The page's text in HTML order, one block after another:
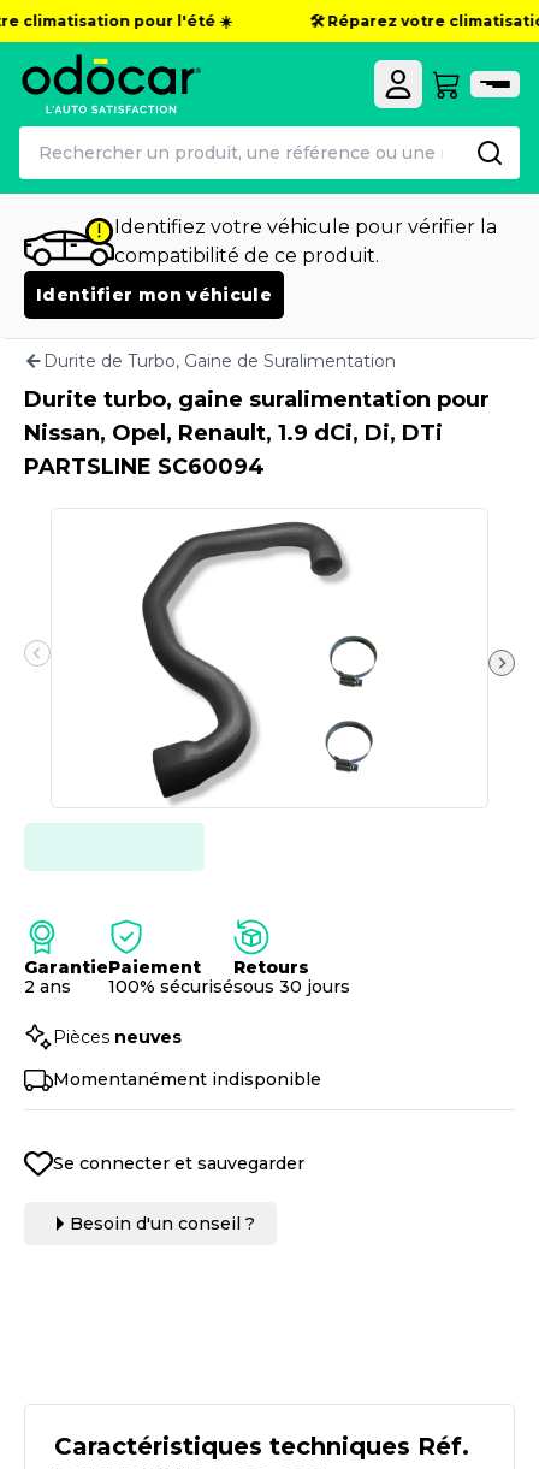
climatisation pour l'été ☀️ 🛠️ Réparez votre
Identifiez votre véhicule pour vérifier la
compatibilité de ce produit.
Identifier mon véhicule
Durite de Turbo, Gaine de Suralimentation
Caractéristiques techniques Réf.
Durite turbo, gaine suralimentation pour
Nissan, Opel, Renault, 1.9 dCi, Di, DTi
PARTSLINE SC60094
Garantie
2 ans
Paiement
100% sécurisé
Retours
sous 30 jours
Pièces neuves
Momentanément indisponible
Se connecter et sauvegarder
Besoin d'un conseil ?